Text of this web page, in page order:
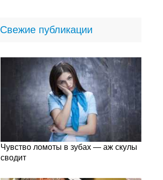
Свежие публикации
Чувство ломоты в зубах — аж скулы
сводит